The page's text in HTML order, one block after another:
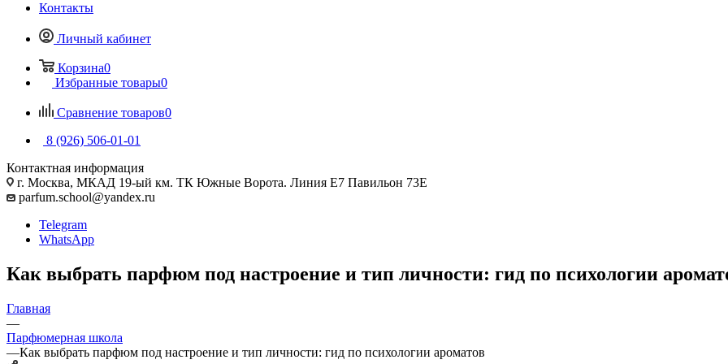
Контакты
Личный кабинет
Корзина0
Избранные товары0
Сравнение товаров0
8 (926) 506-01-01
Контактная информация
г. Москва, МКАД 19-ый км. ТК Южные Ворота. Линия Е7 Павильон 73Е
parfum.school@yandex.ru
Telegram
WhatsApp
Как выбрать парфюм под настроение и тип личности: гид по психологии
Главная
—
Парфюмерная школа
—Как выбрать парфюм под настроение и тип личности: гид по психологии ароматов